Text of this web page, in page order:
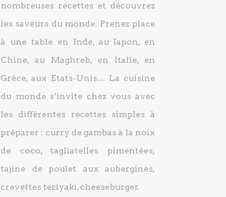
nombreuses recettes et découvrez
les saveurs du monde. Prenez place
à une table en Inde, au Japon, en
Chine, au Maghreb, en Italie, en
Grèce, aux Etats-Unis… La cuisine
du monde s’invite chez vous avec
les différentes recettes simples à
préparer : curry de gambas à la noix
de coco, tagliatelles pimentées,
tajine de poulet aux aubergines,
crevettes teriyaki, cheeseburger.